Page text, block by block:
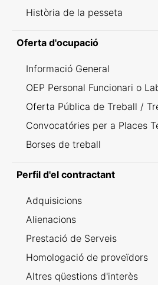
Història de la pesseta
Oferta d'ocupació
Informació General
OEP Personal Funcionari o
Oferta Pública de Treball /
Convocatóries per a Places
Borses de treball
Perfil d'el contractant
Adquisicions
Alienacions
Prestació de Serveis
Homologació de proveïdors
Altres qüestions d'interès